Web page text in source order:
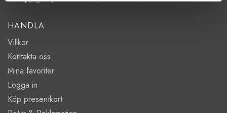
HANDLA
Villkor
Kontakta oss
Mina favoriter
Logga in
Köp presentkort